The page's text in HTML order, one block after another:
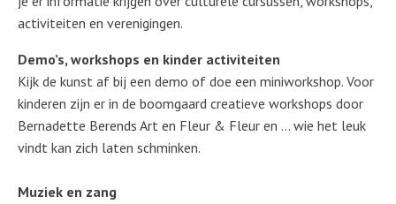
activiteiten en verenigingen.
Demo’s, workshops en kinder activiteiten
Kijk de kunst af bij een demo of doe een miniworkshop. Voor
kinderen zijn er in de boomgaard creatieve workshops door
Bernadette Berends Art en Fleur & Fleur en ... wie het leuk
vindt kan zich laten schminken.
Muziek en zang